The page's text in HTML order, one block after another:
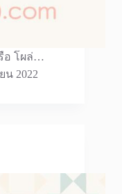
อ โผล่…
น 2022